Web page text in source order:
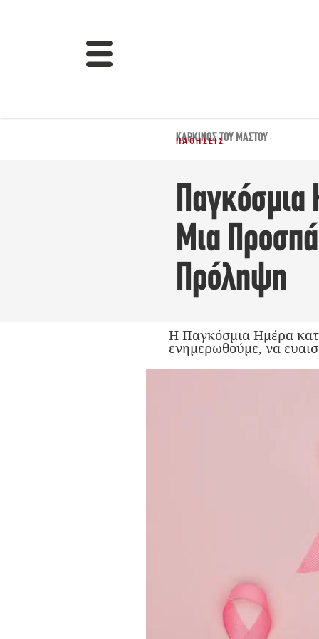
ΚΑΡΚΊΝΟΣ ΤΟΥ ΜΑΣΤΟΎ
ΠΑΘΉΣΕΙΣ
Παγκόσμια
Μια
Πρόληψη
Η Παγκόσμια Ημέρα
ενημερωθούμε, να